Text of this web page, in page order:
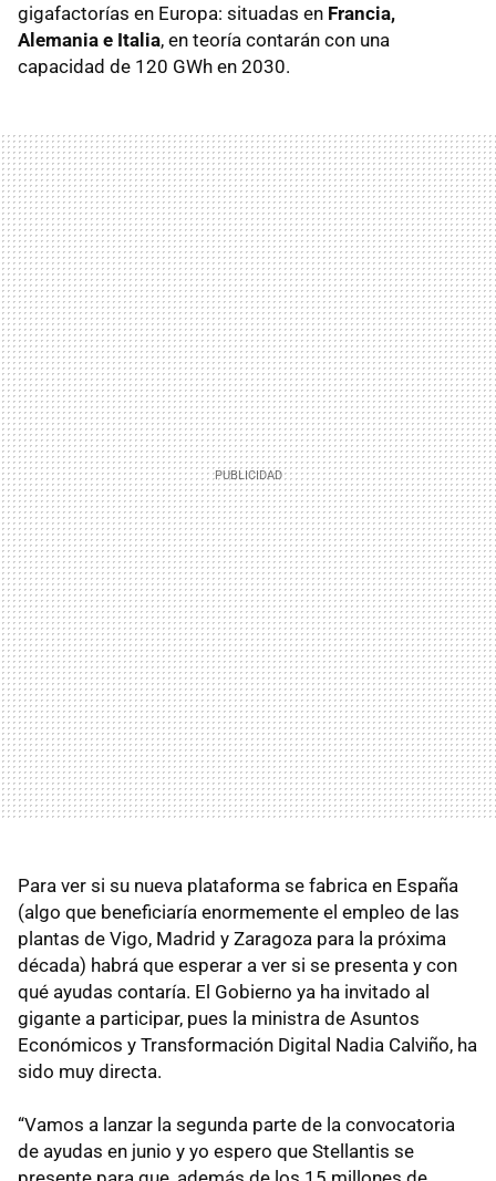
gigafactorías en Europa: situadas en Francia,
Alemania e Italia, en teoría contarán con una
capacidad de 120 GWh en 2030.
Para ver si su nueva plataforma se fabrica en España
(algo que beneficiaría enormemente el empleo de las
plantas de Vigo, Madrid y Zaragoza para la próxima
década) habrá que esperar a ver si se presenta y con
qué ayudas contaría. El Gobierno ya ha invitado al
gigante a participar, pues la ministra de Asuntos
Económicos y Transformación Digital Nadia Calviño, ha
sido muy directa.
“Vamos a lanzar la segunda parte de la convocatoria
de ayudas en junio y yo espero que Stellantis se